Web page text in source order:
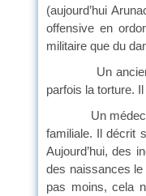
(aujourd’hui
offensive en
militaire que du
Un ancien haut
parfois la torture.
Un médecin,
familiale. Il décrit
Aujourd’hui, des
des naissances le
pas moins, cela